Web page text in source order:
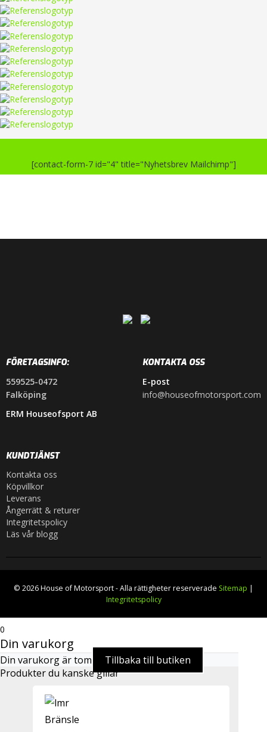
[contact-form-7 id="4" title="Nyhetsbrev Mailchimp"]
FÖRETAGSINFO:
559525-0472
Falköping
ERM Houseofsport AB
KONTAKTA OSS
E-post
info@houseofmotorsport.com
KUNDTJÄNST
Kontakta oss
Köpvillkor
Leverans
Ångerrätt & returer
Integritetspolicy
Läs vår blogg
© 2026 House of Motorsport - Alla rättigheter reserverade Sitemap |
Integritetspolicy
0
Din varukorg
Din varukorg är tom
Tillbaka till butiken
Produkter du kanske gillar